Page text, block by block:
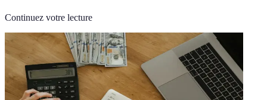
Continuez votre lecture